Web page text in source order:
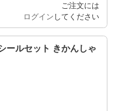
ご注文には
ログイン してください
ールセット きかんしゃ